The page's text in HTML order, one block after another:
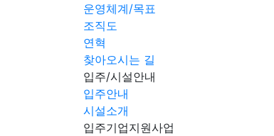
운영체계/목표
조직도
연혁
찾아오시는 길
입주/시설안내
입주안내
시설소개
입주기업지원사업